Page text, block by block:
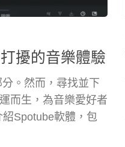
擾的音樂體驗
。然而，尋找並下
而生，為音樂愛好者
Spotube軟體，包